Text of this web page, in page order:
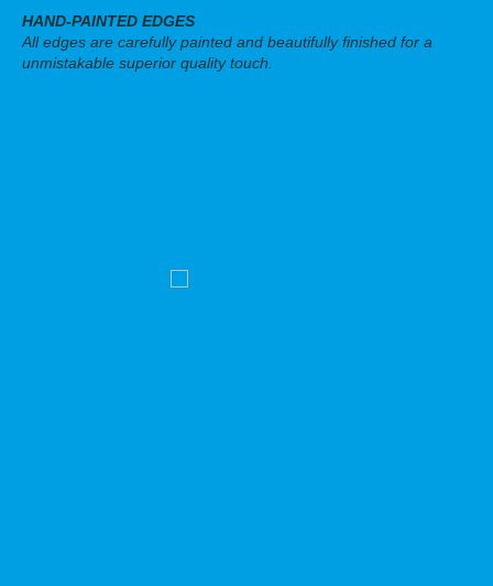
HAND-PAINTED EDGES
All edges are carefully painted and beautifully finished for a
unmistakable superior quality touch.